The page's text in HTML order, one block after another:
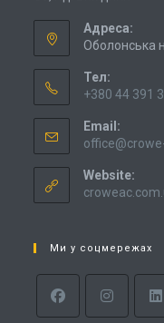
Адреса:
Оболонська
Тел:
+380 44 391
Email:
Website:
Ми у соцмережах